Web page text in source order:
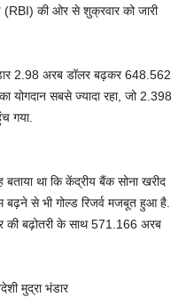
(RBI) की ओर से शुक्रवार को जारी
2.98 अरब डॉलर बढ़कर 648.562
योगदान सबसे ज्यादा रहा, जो 2.398
गया.
बताया था कि केंद्रीय बैंक सोना खरीद
बढ़ने से भी गोल्ड रिजर्व मजबूत हुआ है.
बढ़ोतरी के साथ 571.166 अरब
मुद्रा भंडार